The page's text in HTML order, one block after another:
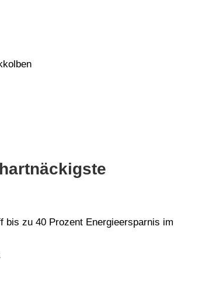
bis zu 40 Prozent Energieersparnis im